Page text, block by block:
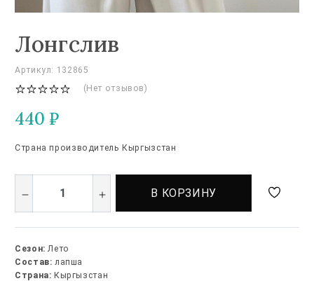
Лонгслив
Артикул: 132865
(Нет отзывов)
440 ₽
Страна производитель Кыргызстан
В КОРЗИНУ
Сезон: Лето
Состав: лапша
Страна: Кыргызстан